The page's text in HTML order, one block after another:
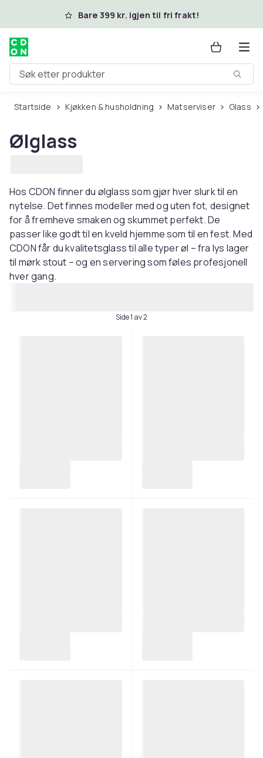
Hopp til hovedinnholdBare 399 kr. igjen til fri frakt!
Søk etter produkter
Startside Kjøkken & husholdning Matserviser Glass
Ølglass
Hos CDON finner du ølglass som gjør hver slurk til en
nytelse. Det finnes modeller med og uten fot, designet
for å fremheve smaken og skummet perfekt. De
passer like godt til en kveld hjemme som til en fest. Med
CDON får du kvalitetsglass til alle typer øl – fra lys lager
til mørk stout – og en servering som føles profesjonell
hver gang.
Side 1 av 2